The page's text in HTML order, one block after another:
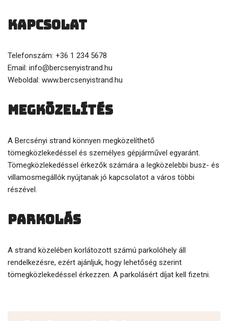
Kapcsolat
Telefonszám: +36 1 234 5678
Email: info@bercsenyistrand.hu
Weboldal: www.bercsenyistrand.hu
Megközelítés
A Bercsényi strand könnyen megközelíthető
tömegközlekedéssel és személyes gépjárművel egyaránt.
Tömegközlekedéssel érkezők számára a legközelebbi busz- és
villamosmegállók nyújtanak jó kapcsolatot a város többi
részével.
Parkolás
A strand közelében korlátozott számú parkolóhely áll
rendelkezésre, ezért ajánljuk, hogy lehetőség szerint
tömegközlekedéssel érkezzen. A parkolásért díjat kell fizetni.